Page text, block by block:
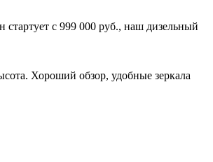
с 999 000 руб., наш дизельный
Хороший обзор, удобные зеркала